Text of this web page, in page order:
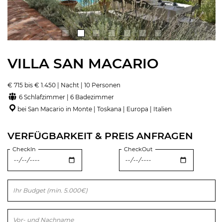
VILLA SAN MACARIO
€ 715 bis € 1.450 | Nacht | 10 Personen
6 Schlafzimmer | 6 Badezimmer
bei San Macario in Monte | Toskana | Europa | Italien
VERFÜGBARKEIT & PREIS ANFRAGEN
CheckIn CheckOut